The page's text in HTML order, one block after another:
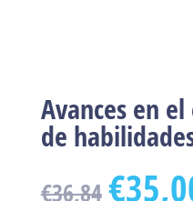
Avances en
de
€36,84 €